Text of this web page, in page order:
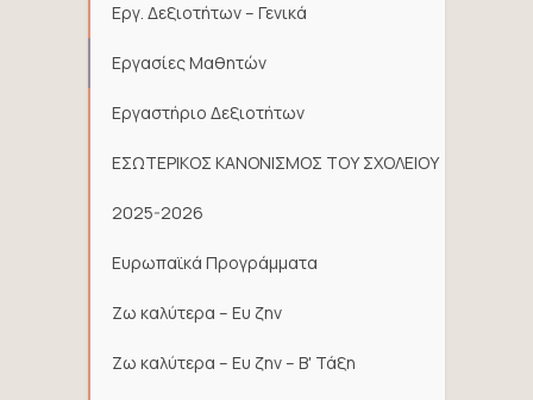
Εργ. Δεξιοτήτων – Γενικά
Εργασίες Μαθητών
Εργαστήριο Δεξιοτήτων
ΕΣΩΤΕΡΙΚΟΣ ΚΑΝΟΝΙΣΜΟΣ ΤΟΥ ΣΧΟΛΕΙΟΥ
2025-2026
Ευρωπαϊκά Προγράμματα
Ζω καλύτερα – Ευ ζην
Ζω καλύτερα – Ευ ζην – Β' Τάξη